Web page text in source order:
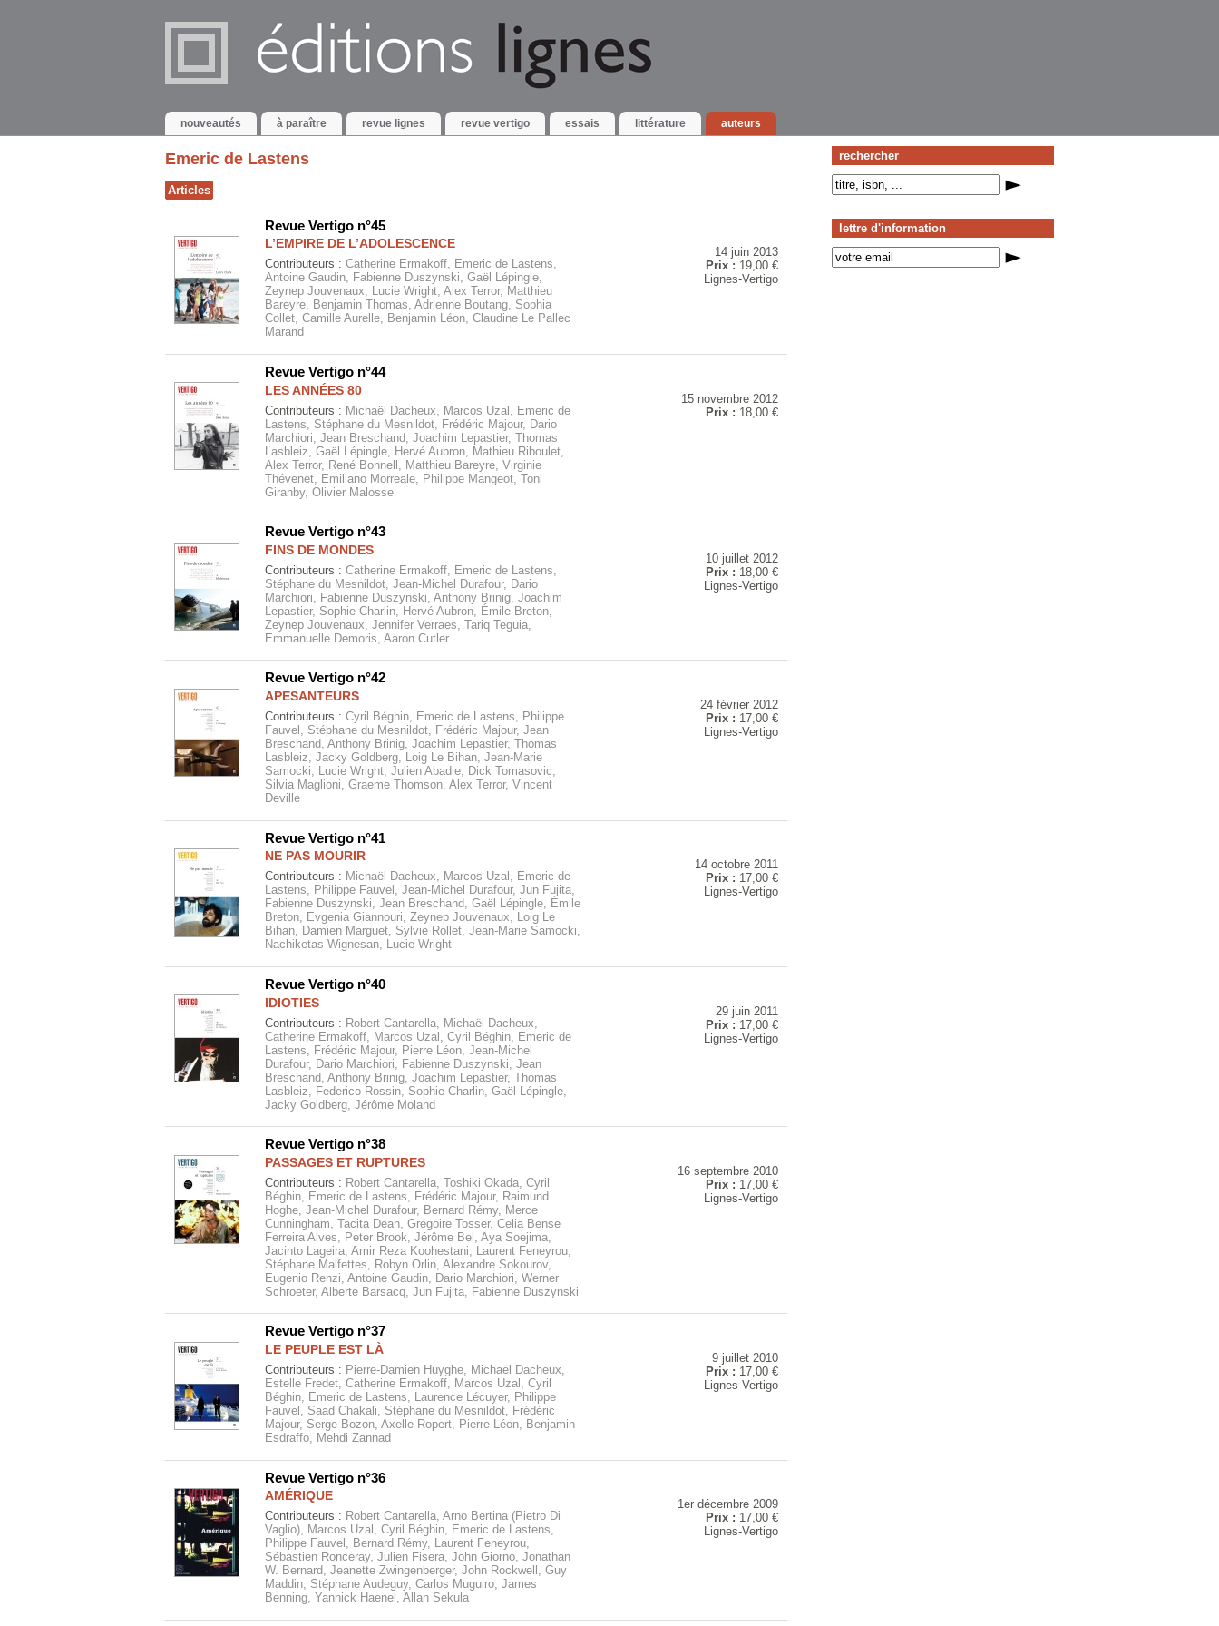
nouveautés à paraître revue lignes revue vertigo essais littérature auteurs
rechercher
lettre d'information
Emeric de Lastens
Articles
14 juin 2013
Prix : 19,00 €
Lignes-Vertigo
Revue Vertigo n°45
L’EMPIRE DE L’ADOLESCENCE
Contributeurs : Catherine Ermakoff, Emeric de Lastens,
Antoine Gaudin, Fabienne Duszynski, Gaël Lépingle,
Zeynep Jouvenaux, Lucie Wright, Alex Terror, Matthieu
Bareyre, Benjamin Thomas, Adrienne Boutang, Sophia
Collet, Camille Aurelle, Benjamin Léon, Claudine Le Pallec
Marand
15 novembre 2012
Prix : 18,00 €
Revue Vertigo n°44
LES ANNÉES 80
Contributeurs : Michaël Dacheux, Marcos Uzal, Emeric de
Lastens, Stéphane du Mesnildot, Frédéric Majour, Dario
Marchiori, Jean Breschand, Joachim Lepastier, Thomas
Lasbleiz, Gaël Lépingle, Hervé Aubron, Mathieu Riboulet,
Alex Terror, René Bonnell, Matthieu Bareyre, Virginie
Thévenet, Emiliano Morreale, Philippe Mangeot, Toni
Giranby, Olivier Malosse
10 juillet 2012
Prix : 18,00 €
Lignes-Vertigo
Revue Vertigo n°43
FINS DE MONDES
Contributeurs : Catherine Ermakoff, Emeric de Lastens,
Stéphane du Mesnildot, Jean-Michel Durafour, Dario
Marchiori, Fabienne Duszynski, Anthony Brinig, Joachim
Lepastier, Sophie Charlin, Hervé Aubron, Émile Breton,
Zeynep Jouvenaux, Jennifer Verraes, Tariq Teguia,
Emmanuelle Demoris, Aaron Cutler
24 février 2012
Prix : 17,00 €
Lignes-Vertigo
Revue Vertigo n°42
APESANTEURS
Contributeurs : Cyril Béghin, Emeric de Lastens, Philippe
Fauvel, Stéphane du Mesnildot, Frédéric Majour, Jean
Breschand, Anthony Brinig, Joachim Lepastier, Thomas
Lasbleiz, Jacky Goldberg, Loig Le Bihan, Jean-Marie
Samocki, Lucie Wright, Julien Abadie, Dick Tomasovic,
Silvia Maglioni, Graeme Thomson, Alex Terror, Vincent
Deville
14 octobre 2011
Prix : 17,00 €
Lignes-Vertigo
Revue Vertigo n°41
NE PAS MOURIR
Contributeurs : Michaël Dacheux, Marcos Uzal, Emeric de
Lastens, Philippe Fauvel, Jean-Michel Durafour, Jun Fujita,
Fabienne Duszynski, Jean Breschand, Gaël Lépingle, Émile
Breton, Evgenia Giannouri, Zeynep Jouvenaux, Loig Le
Bihan, Damien Marguet, Sylvie Rollet, Jean-Marie Samocki,
Nachiketas Wignesan, Lucie Wright
29 juin 2011
Prix : 17,00 €
Lignes-Vertigo
Revue Vertigo n°40
IDIOTIES
Contributeurs : Robert Cantarella, Michaël Dacheux,
Catherine Ermakoff, Marcos Uzal, Cyril Béghin, Emeric de
Lastens, Frédéric Majour, Pierre Léon, Jean-Michel
Durafour, Dario Marchiori, Fabienne Duszynski, Jean
Breschand, Anthony Brinig, Joachim Lepastier, Thomas
Lasbleiz, Federico Rossin, Sophie Charlin, Gaël Lépingle,
Jacky Goldberg, Jérôme Moland
16 septembre 2010
Prix : 17,00 €
Lignes-Vertigo
Revue Vertigo n°38
PASSAGES ET RUPTURES
Contributeurs : Robert Cantarella, Toshiki Okada, Cyril
Béghin, Emeric de Lastens, Frédéric Majour, Raimund
Hoghe, Jean-Michel Durafour, Bernard Rémy, Merce
Cunningham, Tacita Dean, Grégoire Tosser, Celia Bense
Ferreira Alves, Peter Brook, Jérôme Bel, Aya Soejima,
Jacinto Lageira, Amir Reza Koohestani, Laurent Feneyrou,
Stéphane Malfettes, Robyn Orlin, Alexandre Sokourov,
Eugenio Renzi, Antoine Gaudin, Dario Marchiori, Werner
Schroeter, Alberte Barsacq, Jun Fujita, Fabienne Duszynski
9 juillet 2010
Prix : 17,00 €
Lignes-Vertigo
Revue Vertigo n°37
LE PEUPLE EST LÀ
Contributeurs : Pierre-Damien Huyghe, Michaël Dacheux,
Estelle Fredet, Catherine Ermakoff, Marcos Uzal, Cyril
Béghin, Emeric de Lastens, Laurence Lécuyer, Philippe
Fauvel, Saad Chakali, Stéphane du Mesnildot, Frédéric
Majour, Serge Bozon, Axelle Ropert, Pierre Léon, Benjamin
Esdraffo, Mehdi Zannad
1er décembre 2009
Prix : 17,00 €
Lignes-Vertigo
Revue Vertigo n°36
AMÉRIQUE
Contributeurs : Robert Cantarella, Arno Bertina (Pietro Di
Vaglio), Marcos Uzal, Cyril Béghin, Emeric de Lastens,
Philippe Fauvel, Bernard Rémy, Laurent Feneyrou,
Sébastien Ronceray, Julien Fisera, John Giorno, Jonathan
W. Bernard, Jeanette Zwingenberger, John Rockwell, Guy
Maddin, Stéphane Audeguy, Carlos Muguiro, James
Benning, Yannick Haenel, Allan Sekula